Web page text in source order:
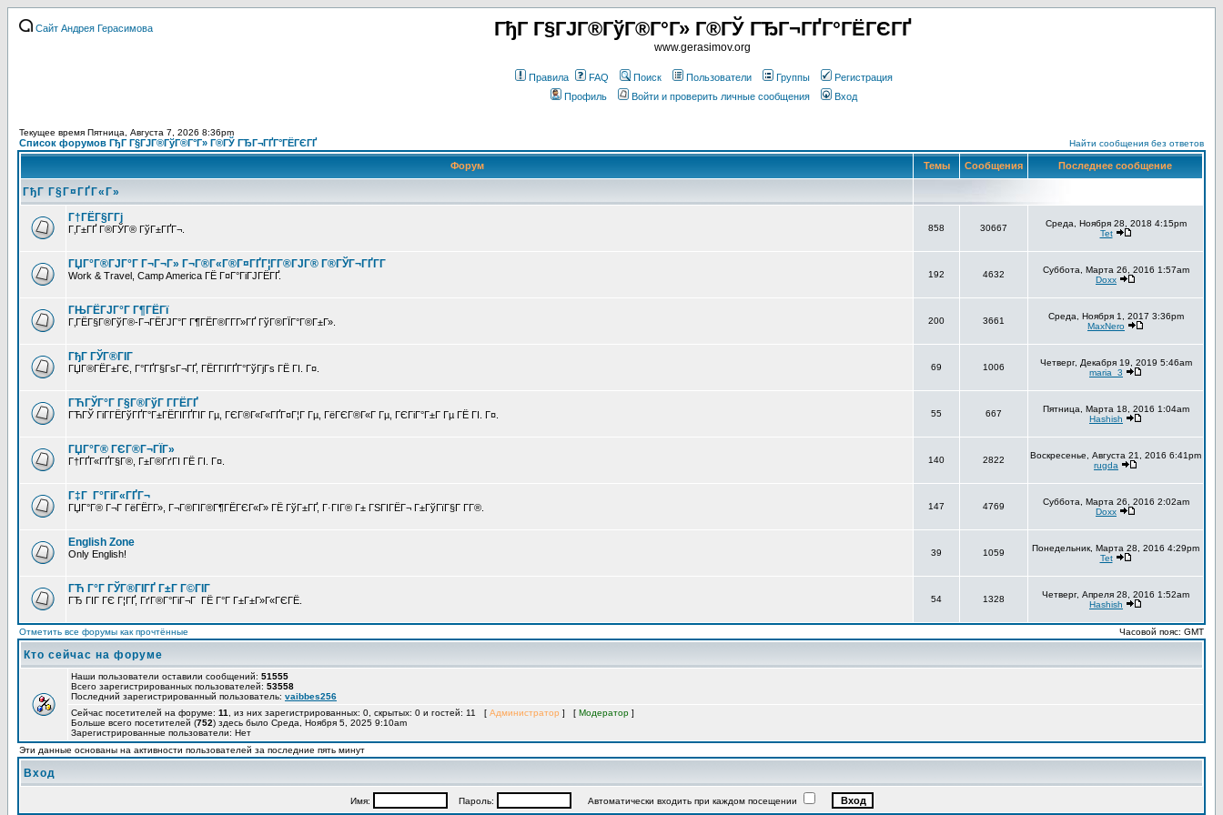
Сайт Андрея Герасимова ГђГ Г§ГЈГ®ГўГ®Г°Г» Г®ГЎ ГЂГ¬ГҐГ°ГЁГЄГҐ
www.gerasimov.org
Правила FAQ Поиск Пользователи Группы
Регистрация
Профиль
Войти и проверить личные сообщения Вход
Текущее время Пятница, Августа 7, 2026 8:36pm
Список форумов ГђГ Г§ГЈГ®ГўГ®Г°Г» Г®ГЎ ГЂГ¬ГҐГ°ГЁГЄГҐ Найти сообщения без ответов
Форум Темы Сообщения Последнее сообщение
ГђГ Г§Г¤ГҐГ«Г»
Г†ГЁГ§Г­Гј
Г‚Г±ГҐ Г®ГЎГ® ГўГ±ГҐГ¬. 858 30667
Среда, Ноября 28, 2018 4:15pm
Tet
ГЏГ°Г®ГЈГ°Г Г¬Г¬Г» Г¬Г®Г«Г®Г¤ГҐГ¦Г­Г®ГЈГ® Г®ГЎГ¬ГҐГ­Г
Work & Travel, Camp America ГЁ Г¤Г°ГіГЈГЁГҐ. 192 4632
Суббота, Марта 26, 2016 1:57am
Doxx
ГЊГЁГЈГ°Г Г¶ГЁГї
Г‚ГЁГ§Г®ГўГ®-Г¬ГЁГЈГ°Г Г¶ГЁГ®Г­Г­Г»ГҐ ГўГ®ГЇГ°Г®Г±Г». 200 3661
Среда, Ноября 1, 2017 3:36pm
MaxNero
ГђГ ГЎГ®ГІГ
ГЏГ®ГЁГ±ГЄ, Г°ГҐГ§ГѕГ¬ГҐ, ГЁГ­ГІГҐГ°ГўГјГѕ ГЁ ГІ. Г¤. 69 1006
Четверг, Декабря 19, 2019 5:46am
maria_3
ГЋГЎГ°Г Г§Г®ГўГ Г­ГЁГҐ
ГЋГЎ ГіГ­ГЁГўГҐГ°Г±ГЁГІГҐГІГ Гµ, ГЄГ®Г«Г«ГҐГ¤Г¦Г Гµ, ГёГЄГ®Г«Г Гµ, ГЄГіГ°Г±Г Гµ ГЁ ГІ. Г¤. 55 667
Пятница, Марта 18, 2016 1:04am
Hashish
ГЏГ°Г® ГЄГ®Г¬ГЇГ»
Г†ГҐГ«ГҐГ§Г®, Г±Г®ГґГІ ГЁ ГІ. Г¤. 140 2822
Воскресенье, Августа 21, 2016 6:41pm
rugda
Г‡Г Г°ГіГ«ГҐГ¬
ГЏГ°Г® Г¬Г ГёГЁГ­Г», Г¬Г®ГІГ®Г¶ГЁГЄГ«Г» ГЁ ГўГ±ГҐ, Г·ГІГ® Г± ГЅГІГЁГ¬ Г±ГўГїГ§Г Г­Г®. 147 4769
Суббота, Марта 26, 2016 2:02am
Doxx
English Zone
Only English! 39 1059
Понедельник, Марта 28, 2016 4:29pm
Tet
ГЋ Г°Г ГЎГ®ГІГҐ Г±Г Г©ГІГ
ГЂ ГІГ ГЄ Г¦ГҐ, ГґГ®Г°ГіГ¬Г ГЁ Г°Г Г±Г±Г»Г«ГЄГЁ. 54 1328
Четверг, Апреля 28, 2016 1:52am
Hashish
Отметить все форумы как прочтённые Часовой пояс: GMT
Кто сейчас на форуме
Наши пользователи оставили сообщений: 51555
Всего зарегистрированных пользователей: 53558
Последний зарегистрированный пользователь: vaibbes256
Сейчас посетителей на форуме: 11 , из них зарегистрированных: 0, скрытых: 0 и гостей: 11 [ Администратор ] [ Модератор ]
Больше всего посетителей (752) здесь было Среда, Ноября 5, 2025 9:10am
Зарегистрированные пользователи: Нет
Эти данные основаны на активности пользователей за последние пять минут
Вход
Имя: Пароль: Автоматически входить при каждом посещении